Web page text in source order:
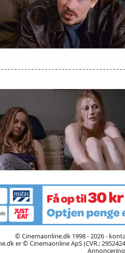
© Cinemaonline.dk 1998 - 2026 -
er © Cinemaonline ApS (CVR.: